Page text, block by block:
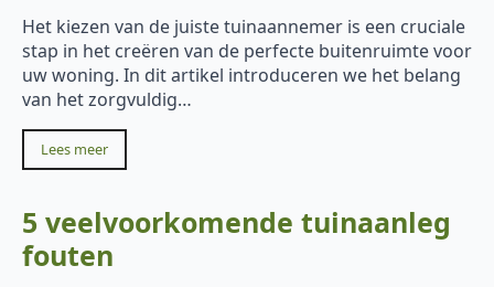
Het kiezen van de juiste tuinaannemer is een cruciale
stap in het creëren van de perfecte buitenruimte voor
uw woning. In dit artikel introduceren we het belang
van het zorgvuldig…
Lees meer
5 veelvoorkomende tuinaanleg
fouten